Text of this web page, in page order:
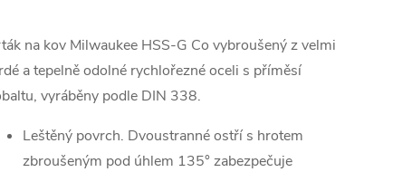
na kov Milwaukee HSS-G Co vybroušený z velmi
a tepelně odolné rychlořezné oceli s příměsí
vyráběny podle DIN 338.
Leštěný povrch. Dvoustranné ostří s hrotem
zbroušeným pod úhlem 135° zabezpečuje